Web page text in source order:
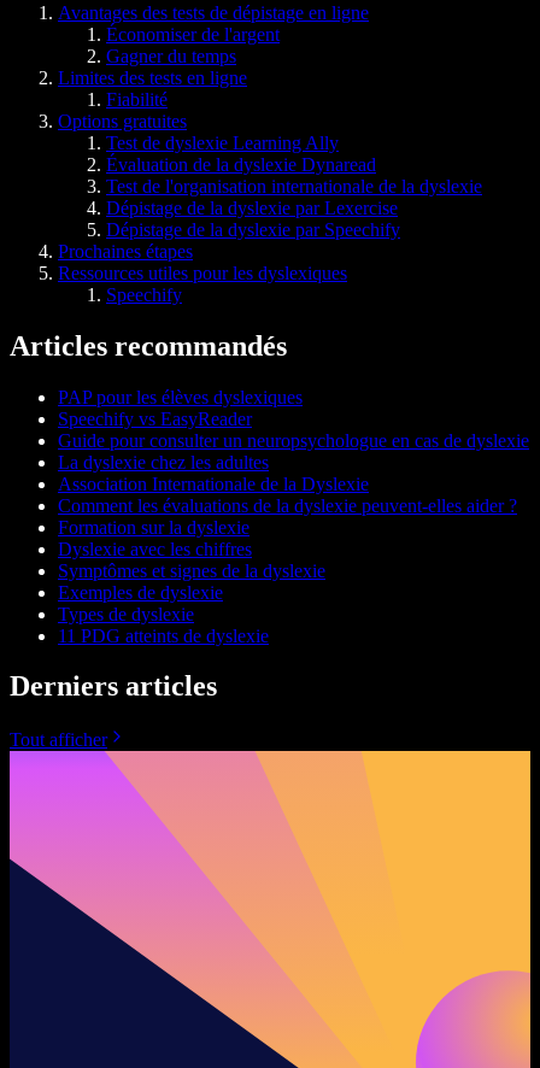
Avantages des tests de dépistage en ligne
Économiser de l'argent
Gagner du temps
Limites des tests en ligne
Fiabilité
Options gratuites
Test de dyslexie Learning Ally
Évaluation de la dyslexie Dynaread
Test de l'organisation internationale de la dyslexie
Dépistage de la dyslexie par Lexercise
Dépistage de la dyslexie par Speechify
Prochaines étapes
Ressources utiles pour les dyslexiques
Speechify
Articles recommandés
PAP pour les élèves dyslexiques
Speechify vs EasyReader
Guide pour consulter un neuropsychologue en cas de dyslexie
La dyslexie chez les adultes
Association Internationale de la Dyslexie
Comment les évaluations de la dyslexie peuvent-elles aider ?
Formation sur la dyslexie
Dyslexie avec les chiffres
Symptômes et signes de la dyslexie
Exemples de dyslexie
Types de dyslexie
11 PDG atteints de dyslexie
Derniers articles
Tout afficher